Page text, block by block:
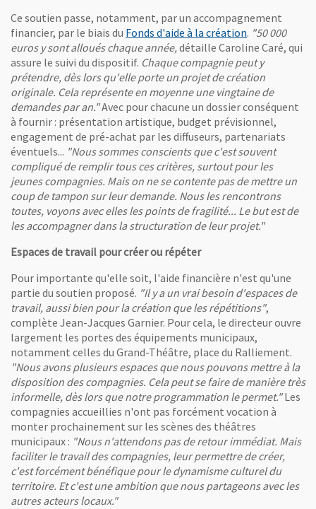
Ce soutien passe, notamment, par un accompagnement
financier, par le biais du Fonds d'aide à la création. "50 000
euros y sont alloués chaque année,détaille Caroline Caré, qui
assure le suivi du dispositif. Chaque compagnie peut y
prétendre, dès lors qu'elle porte un projet de création
originale. Cela représente en moyenne une vingtaine de
demandes par an."Avec pour chacune un dossier conséquent
à fournir : présentation artistique, budget prévisionnel,
engagement de pré-achat par les diffuseurs, partenariats
éventuels... "Nous sommes conscients que c'est souvent
compliqué de remplir tous ces critères, surtout pour les
jeunes compagnies. Mais on ne se contente pas de mettre un
coup de tampon sur leur demande. Nous les rencontrons
toutes, voyons avec elles les points de fragilité... Le but est de
les accompagner dans la structuration de leur projet."
Espaces de travail pour créer ou répéter
Pour importante qu'elle soit, l'aide financière n'est qu'une
partie du soutien proposé. "Il y a un vrai besoin d'espaces de
travail, aussi bien pour la création que les répétitions",
complète Jean-Jacques Garnier. Pour cela, le directeur ouvre
largement les portes des équipements municipaux,
notamment celles du Grand-Théâtre, place du Ralliement.
"Nous avons plusieurs espaces que nous pouvons mettre à la
disposition des compagnies. Cela peut se faire de manière très
informelle, dès lors que notre programmation le permet."Les
compagnies accueillies n'ont pas forcément vocation à
monter prochainement sur les scènes des théâtres
municipaux : "Nous n'attendons pas de retour immédiat. Mais
faciliter le travail des compagnies, leur permettre de créer,
c'est forcément bénéfique pour le dynamisme culturel du
territoire. Et c'est une ambition que nous partageons avec les
autres acteurs locaux."